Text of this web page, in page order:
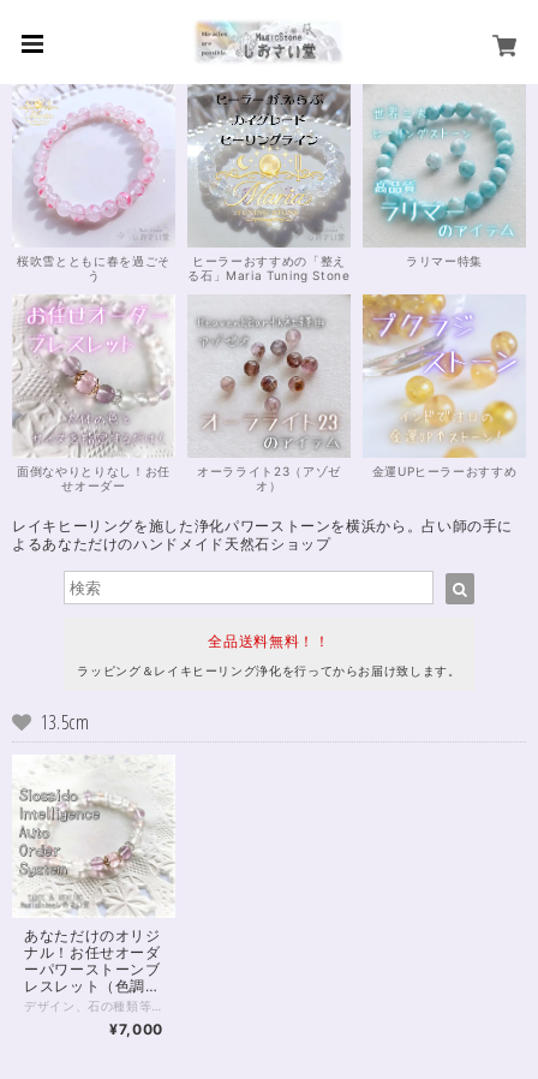
桜吹雪とともに春を過ごそ
う
ヒーラーおすすめの「整え
る石」Maria Tuning Stone
ラリマー特集
面倒なやりとりなし！お任
せオーダー
オーラライト23（アゾゼ
オ）
金運UPヒーラーおすすめ
レイキヒーリングを施した浄化パワーストーンを横浜から。占い師の手に
よるあなただけのハンドメイド天然石ショップ
全品送料無料！！
ラッピング＆レイキヒーリング浄化を行ってからお届け致します。
13.5cm
あなただけのオリジ
ナル！お任せオーダ
ーパワーストーンブ
レスレット（色調選
択可）
¥7,000